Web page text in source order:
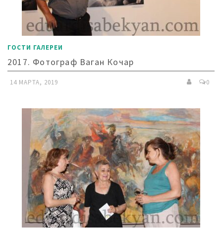
ГОСТИ ГАЛЕРЕИ
2017. Фотограф Ваган Кочар
14 МАРТА, 2019 0